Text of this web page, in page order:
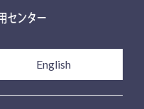
English